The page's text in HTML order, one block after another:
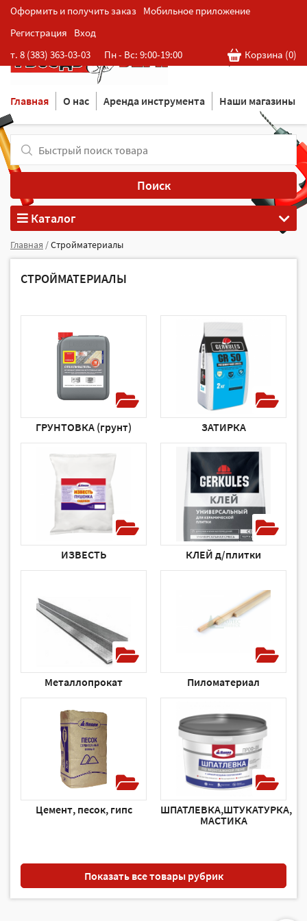
Оформить и получить заказ Мобильное приложение
Регистрация
Вход
т. 8 (383) 363-03-03
Пн - Вс: 9:00-19:00 Корзина (0)
Розничная cеть магазинов
в Новосибирске
Главная О нас Аренда инструмента Наши магазины
Поиск
Каталог
Главная /Стройматериалы
СТРОЙМАТЕРИАЛЫ
ГРУНТОВКА (грунт) ЗАТИРКА
ИЗВЕСТЬ КЛЕЙ д/плитки
Металлопрокат Пиломатериал
Цемент, песок, гипс
ШПАТЛЕВКА,ШТУКАТУРКА,
МАСТИКА
Показать все товары рубрик